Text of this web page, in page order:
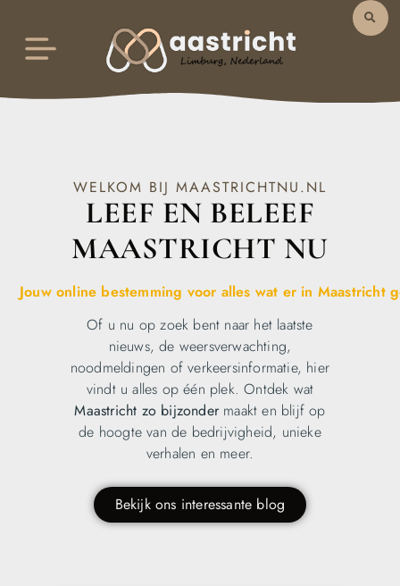
WELKOM BIJ MAASTRICHTNU.NL
LEEF EN BELEEF
MAASTRICHT NU
Jouw online bestemming voor alles wat er in Maastricht
Of u nu op zoek bent naar het laatste
nieuws, de weersverwachting,
noodmeldingen of verkeersinformatie, hier
vindt u alles op één plek. Ontdek wat
Maastricht zo bijzonder maakt en blijf op
de hoogte van de bedrijvigheid, unieke
verhalen en meer.
Bekijk ons interessante blog